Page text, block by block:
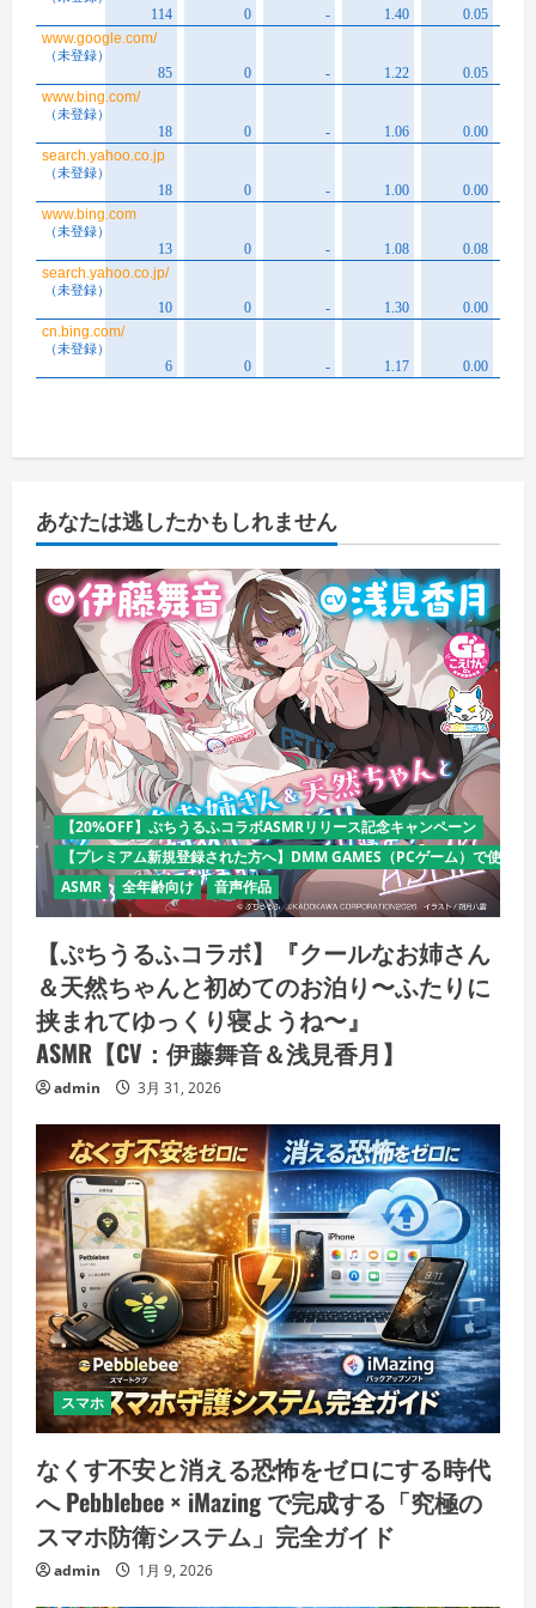
あなたは逃したかもしれません
【20%OFF】ぷちうるふコラボASMRリリース記念キャンペーン
【プレミアム新規登録された方へ】DMM GAMES（PCゲーム）で使え
ASMR
全年齢向け 音声作品
【ぷちうるふコラボ】『クールなお姉さん
＆天然ちゃんと初めてのお泊り〜ふたりに
挟まれてゆっくり寝ようね〜』
ASMR【CV：伊藤舞音＆浅見香月】
admin 3月 31, 2026
スマホ
なくす不安と消える恐怖をゼロにする時代
へ Pebblebee × iMazing で完成する「究極の
スマホ防衛システム」完全ガイド
admin 1月 9, 2026